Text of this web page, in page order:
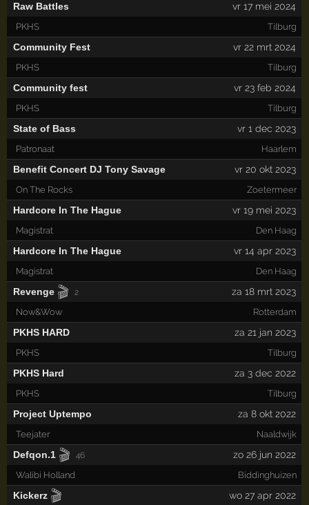
Raw Battles vr 17 mei 2024
PKHS Tilburg
Community Fest vr 22 mrt 2024
PKHS Tilburg
Community fest vr 23 feb 2024
PKHS Tilburg
State of Bass vr 1 dec 2023
Patronaat Haarlem
Benefit Concert DJ Tony Savage vr 20 okt 2023
On The Rocks Zoetermeer
Hardcore In The Hague vr 19 mei 2023
Magistrat Den Haag
Hardcore In The Hague vr 14 apr 2023
Magistrat Den Haag
Revenge 🎬 2 za 18 mrt 2023
Now&Wow Rotterdam
PKHS HARD za 21 jan 2023
PKHS Tilburg
PKHS Hard za 3 dec 2022
PKHS Tilburg
Project Uptempo za 8 okt 2022
Teejater Naaldwijk
Defqon.1 🎬 46 zo 26 jun 2022
Walibi Holland Biddinghuizen
Kickerz 🎬 wo 27 apr 2022